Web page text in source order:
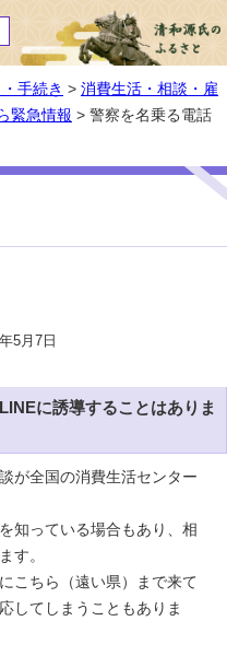
手続き > 消費生活・相談・雇
緊急情報 > 警察を名乗る電話
5月7日
に誘導することはありま
が全国の消費生活センター
知っている場合もあり、相
す。
こちら（遠い県）まで来て
してしまうこともありま